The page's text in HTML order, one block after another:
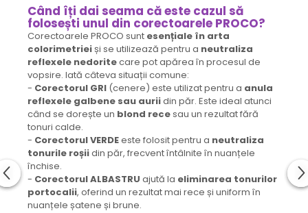
Când îți dai seama că este cazul să
folosești unul din corectoarele PROCO?
Corectoarele PROCO sunt esențiale în arta
colorimetrieiși se utilizează pentru a neutraliza
reflexele nedoritecare pot apărea în procesul de
vopsire. Iată câteva situații comune:
- Corectorul GRI (cenere) este utilizat pentru a anula
reflexele galbene sau auriidin păr. Este ideal atunci
când se dorește un blond recesau un rezultat fără
tonuri calde.
- Corectorul VERDEeste folosit pentru a neutraliza
tonurile roșiidin păr, frecvent întâlnite în nuanțele
închise.
- Corectorul ALBASTRU ajută la eliminarea tonurilor
portocalii, oferind un rezultat mai rece și uniform în
nuanțele șatene și brune.